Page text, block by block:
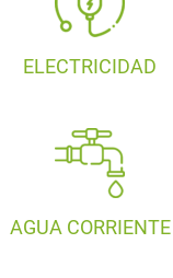
ELECTRICIDAD
AGUA CORRIENTE